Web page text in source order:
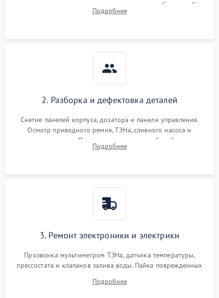
выявления посторонних шумов, протечек или сбоев в работе
электронного модуля управления.
Подробнее
2. Разборка и дефектовка деталей
Снятие панелей корпуса, дозатора и панели управления.
Осмотр приводного ремня, ТЭНа, сливного насоса и
амортизаторов. Проверка подшипников барабана и
крестовины на износ, а манжеты люка на разрывы.
Подробнее
3. Ремонт электроники и электрики
Прозвонка мультиметром ТЭНа, датчика температуры,
прессостата и клапанов залива воды. Пайка поврежденных
Восстановление целостности проводки и контактов.
Подробнее